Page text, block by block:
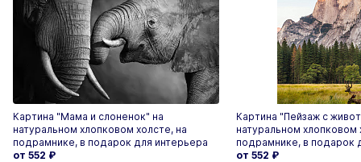
Картина "Мама и слоненок" на
натуральном хлопковом холсте, на
подрамнике, в подарок для интерьера
от 552 ₽
Картина "Пейзаж с
натуральном хлопковом
подрамнике, в подарок
от 552 ₽